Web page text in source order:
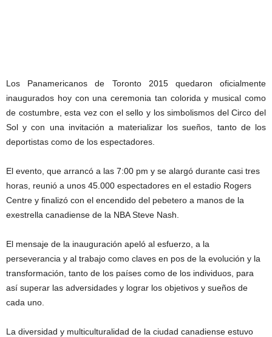
Los Panamericanos de Toronto 2015 quedaron oficialmente
inaugurados hoy con una ceremonia tan colorida y musical como
de costumbre, esta vez con el sello y los simbolismos del Circo del
Sol y con una invitación a materializar los sueños, tanto de los
deportistas como de los espectadores.
El evento, que arrancó a las 7:00 pm y se alargó durante casi tres
horas, reunió a unos 45.000 espectadores en el estadio Rogers
Centre y finalizó con el encendido del pebetero a manos de la
exestrella canadiense de la NBA Steve Nash.
El mensaje de la inauguración apeló al esfuerzo, a la
perseverancia y al trabajo como claves en pos de la evolución y la
transformación, tanto de los países como de los individuos, para
así superar las adversidades y lograr los objetivos y sueños de
cada uno.
La diversidad y multiculturalidad de la ciudad canadiense estuvo